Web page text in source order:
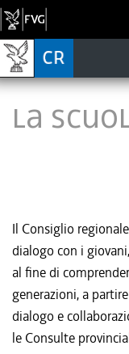
La
Il Consiglio
dialogo con i
al fine di
generazioni, a
dialogo e
le Consulte